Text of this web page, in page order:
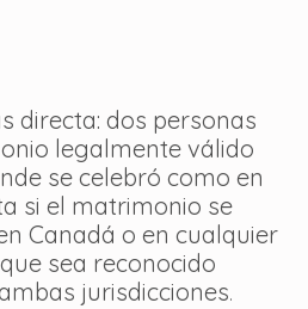
directa: dos personas
legalmente válido
se celebró como en
si el matrimonio se
Canadá o en cualquier
sea reconocido
jurisdicciones.